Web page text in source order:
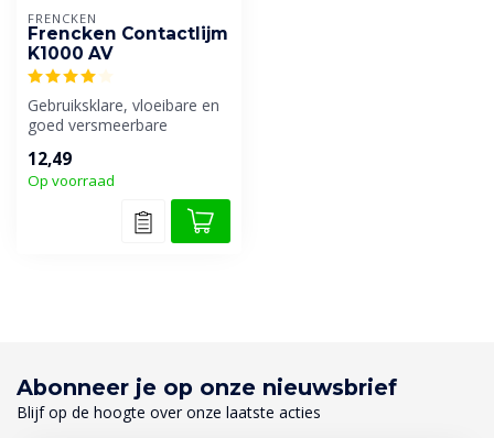
FRENCKEN
Frencken Contactlijm
K1000 AV
Gebruiksklare, vloeibare en
goed versmeerbare
aromatische o...
12,49
Op voorraad
Abonneer je op onze nieuwsbrief
Blijf op de hoogte over onze laatste acties